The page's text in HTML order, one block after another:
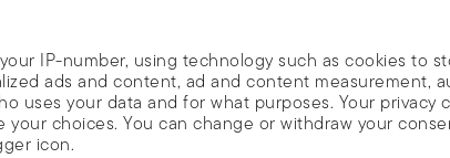
IP-number, using technology such as cookies to
ads and content, ad and content measurement,
uses your data and for what purposes. Your privacy
choices. You can change or withdraw your
icon.
Traditionsreiche Marke,
gr. 1856
Member of Altagamma